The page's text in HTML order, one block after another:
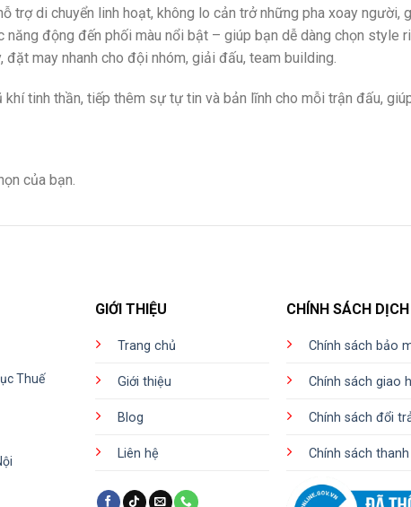
trợ di chuyển linh hoạt, không lo cản trở những pha xoay người,
động đến phối màu nổi bật – giúp bạn dễ dàng chọn style
may nhanh cho đội nhóm, giải đấu, team building.
tinh thần, tiếp thêm sự tự tin và bản lĩnh cho mỗi trận đấu,
của bạn.
Thuế
GIỚI THIỆU
Trang chủ
Giới thiệu
Blog
Liên hệ
CHÍNH SÁCH
Chính sách bảo
Chính sách giao
Chính sách đổi
Chính sách